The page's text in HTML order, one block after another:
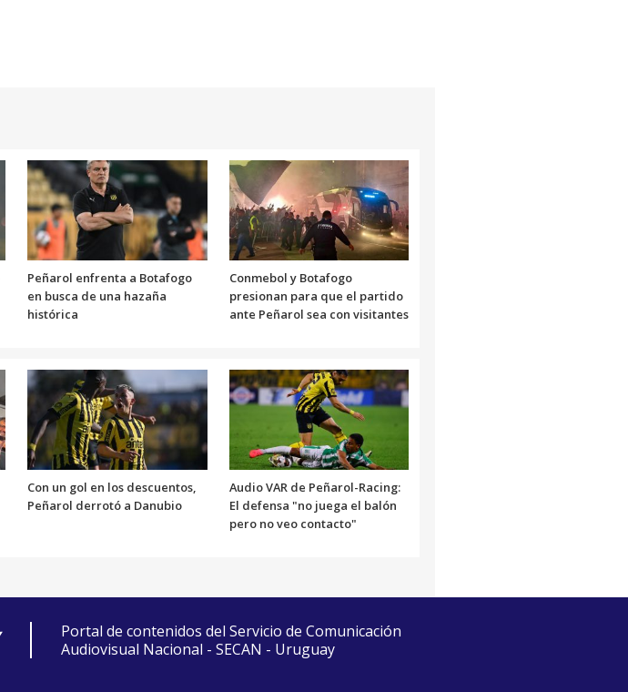
Peñarol enfrenta a Botafogo
en busca de una hazaña
histórica
Conmebol y Botafogo
presionan para que el partido
ante Peñarol sea con visitantes
Con un gol en los descuentos,
Peñarol derrotó a Danubio
Audio VAR de Peñarol-Racing:
El defensa "no juega el balón
pero no veo contacto"
Portal de contenidos del Servicio de Comunicación
Audiovisual Nacional - SECAN - Uruguay